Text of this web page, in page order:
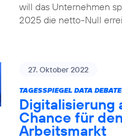
will das Unternehmen
2025 die netto-Null
27. Oktober 2022
TAGESSPIEGEL DATA
Digitalisierung
Chance für den
Arbeitsmarkt